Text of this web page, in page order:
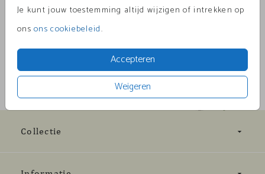
Je kunt jouw toestemming altijd wijzigen of intrekken op
onsons cookiebeleid.
Accepteren
Weigeren
zand (recycled) 12 x 18
Collectie